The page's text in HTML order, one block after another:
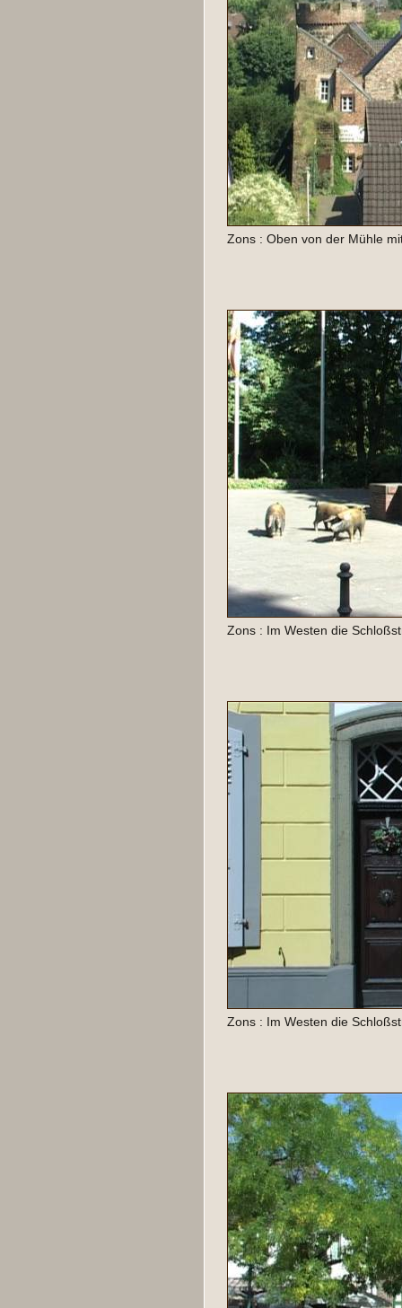
Zons : Oben von der Mühle
Zons : Im Westen die
Zons : Im Westen die